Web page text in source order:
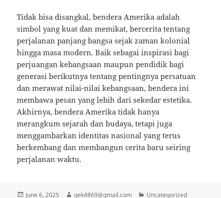
Tidak bisa disangkal, bendera Amerika adalah
simbol yang kuat dan memikat, bercerita tentang
perjalanan panjang bangsa sejak zaman kolonial
hingga masa modern. Baik sebagai inspirasi bagi
perjuangan kebangsaan maupun pendidik bagi
generasi berikutnya tentang pentingnya persatuan
dan merawat nilai-nilai kebangsaan, bendera ini
membawa pesan yang lebih dari sekedar estetika.
Akhirnya, bendera Amerika tidak hanya
merangkum sejarah dan budaya, tetapi juga
menggambarkan identitas nasional yang terus
berkembang dan membangun cerita baru seiring
perjalanan waktu.
Posted
June 6, 2025 Author
gek4869@gmail.com Categories
Uncategorized